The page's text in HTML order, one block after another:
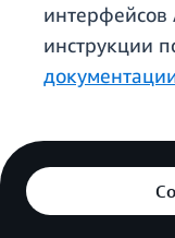
интерфейсов
инструкции